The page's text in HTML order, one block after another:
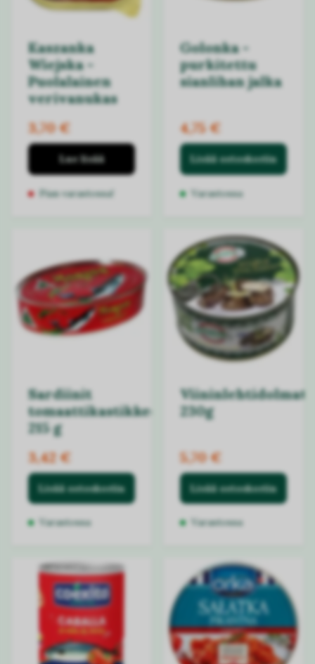
Kaszanka
Wiejska -
Puolalainen
verivanukas
3,70 €
Lue lisää
Pian varastossa!
Golonka -
purkitettu
sianlihan jalka
4,75 €
Lisää ostoskoriin
Varastossa
Sardiinit
tomaattikastikkeessa
215 g
3,42 €
Lisää ostoskoriin
Varastossa
Viininlehtidolmat
230g
5,70 €
Lisää ostoskoriin
Varastossa